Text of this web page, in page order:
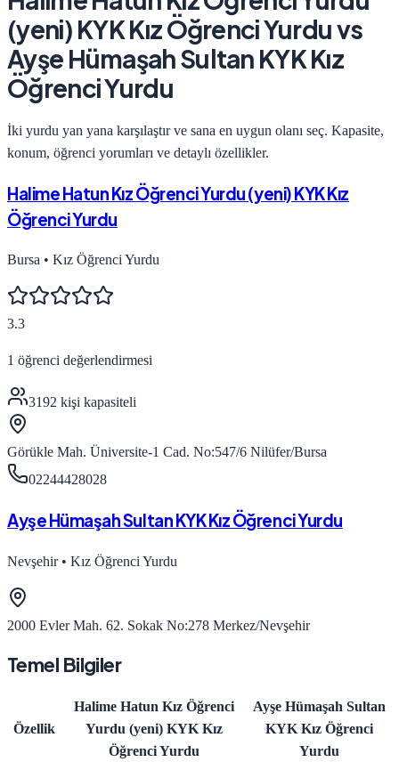
(yeni) KYK Kız Öğrenci Yurduvs
Ayşe Hümaşah Sultan KYK Kız
Öğrenci Yurdu
İki yurdu yan yana karşılaştır ve sana en uygun olanı seç. Kapasite,
konum, öğrenci yorumları ve detaylı özellikler.
Halime Hatun Kız Öğrenci Yurdu (yeni) KYK Kız
Öğrenci Yurdu
Bursa • Kız Öğrenci Yurdu
3.3
1 öğrenci değerlendirmesi
3192 kişi kapasiteli
Görükle Mah. Üniversite-1 Cad. No:547/6 Nilüfer/Bursa
02244428028
Ayşe Hümaşah Sultan KYK Kız Öğrenci Yurdu
Nevşehir• Kız Öğrenci Yurdu
2000 Evler Mah. 62. Sokak No:278 Merkez/Nevşehir
Temel Bilgiler
Özellik
Halime Hatun Kız Öğrenci
Yurdu (yeni) KYK Kız
Öğrenci Yurdu
Ayşe Hümaşah Sultan
KYK Kız Öğrenci
Yurdu